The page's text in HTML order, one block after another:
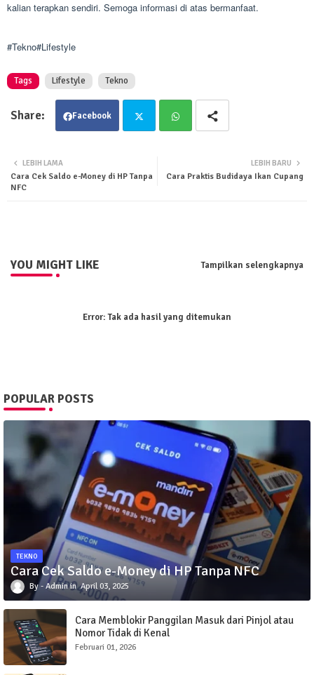
kalian terapkan sendiri. Semoga informasi di atas bermanfaat.
#Tekno#Lifestyle
Tags Lifestyle Tekno
Facebook
ter tsa
LEBIH BARU
Cara Praktis Budidaya Ikan Cupang
LEBIH LAMA
Cara Cek Saldo e-Money di HP Tanpa
NFC
YOU MIGHT LIKE Tampilkan selengkapnya
Error:Tak ada hasil yang ditemukan
POPULAR POSTS
TEKNO
Cara Cek Saldo e-Money di HP Tanpa NFC
Admin April 03, 2025
Cara Memblokir Panggilan Masuk dari Pinjol atau
Nomor Tidak di Kenal
Februari 01, 2026